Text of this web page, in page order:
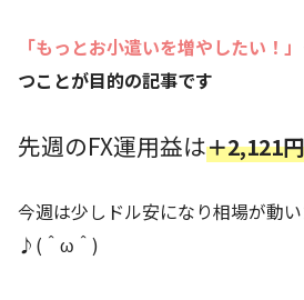
「もっとお小遣いを増やしたい！」
つことが目的の記事です
先週のFX運用益は＋2,121
今週は少しドル安になり相場が動
♪(＾ω＾)